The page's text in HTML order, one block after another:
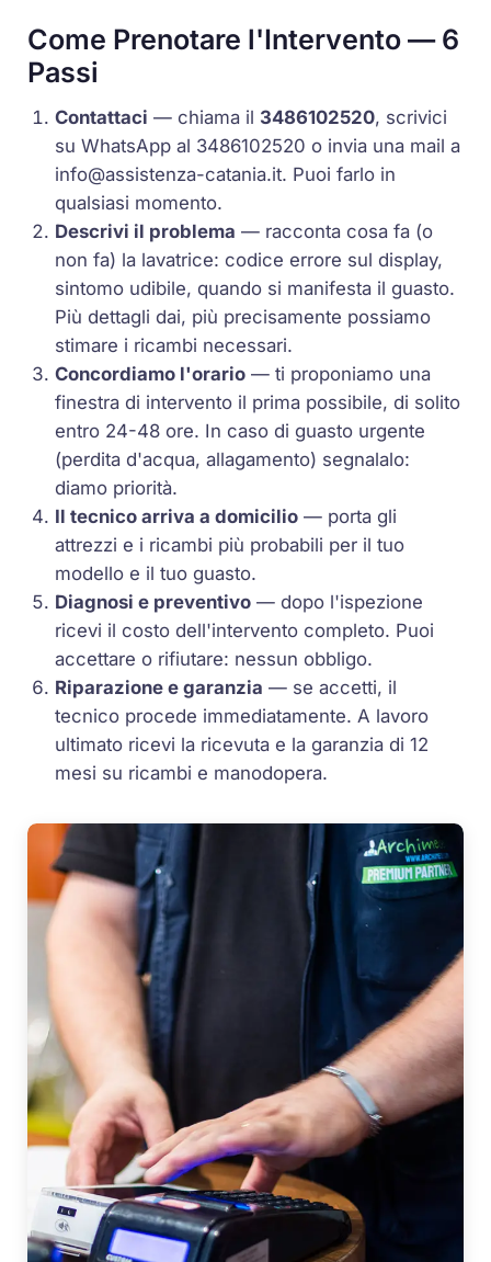
Come Prenotare l'Intervento — 6
Passi
Contattaci — chiama il 3486102520, scrivici
su WhatsApp al 3486102520 o invia una mail a
info@assistenza-catania.it. Puoi farlo in
qualsiasi momento.
Descrivi il problema — racconta cosa fa (o
non fa) la lavatrice: codice errore sul display,
sintomo udibile, quando si manifesta il guasto.
Più dettagli dai, più precisamente possiamo
stimare i ricambi necessari.
Concordiamo l'orario — ti proponiamo una
finestra di intervento il prima possibile, di solito
entro 24-48 ore. In caso di guasto urgente
(perdita d'acqua, allagamento) segnalalo:
diamo priorità.
Il tecnico arriva a domicilio — porta gli
attrezzi e i ricambi più probabili per il tuo
modello e il tuo guasto.
Diagnosi e preventivo — dopo l'ispezione
ricevi il costo dell'intervento completo. Puoi
accettare o rifiutare: nessun obbligo.
Riparazione e garanzia — se accetti, il
tecnico procede immediatamente. A lavoro
ultimato ricevi la ricevuta e la garanzia di 12
mesi su ricambi e manodopera.